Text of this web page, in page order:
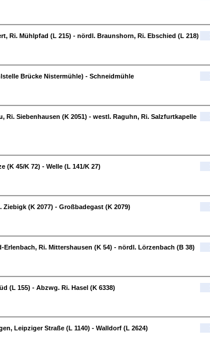
Ri. Mühlpfad (L 215) - nördl. Braunshorn, Ri. Ebschied (L 218)
Brücke Nistermühle) - Schneidmühle
Ri. Siebenhausen (K 2051) - westl. Raguhn, Ri. Salzfurtkapelle
(K 45/K 72) - Welle (L 141/K 27)
Ziebigk (K 2077) - Großbadegast (K 2079)
Erlenbach, Ri. Mittershausen (K 54) - nördl. Lörzenbach (B 38)
(L 155) - Abzwg. Ri. Hasel (K 6338)
Leipziger Straße (L 1140) - Walldorf (L 2624)